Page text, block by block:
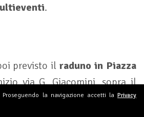
.
previsto ilraduno in Piazza
via G. Giacomini, sopra il
e alle ore10.00lapartenza
la navigazione accetti la Privacy